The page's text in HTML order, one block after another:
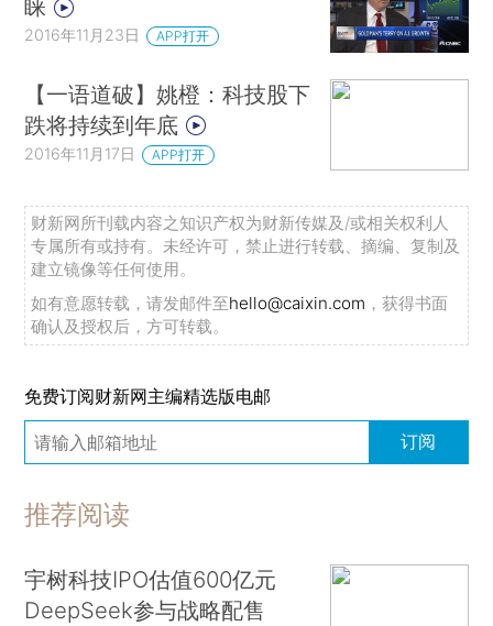
睐
2016年11月23日 APP打开
【一语道破】姚橙：科技股下
跌将持续到年底
2016年11月17日 APP打开
财新网所刊载内容之知识产权为财新传媒及/或相关权利人
专属所有或持有。未经许可，禁止进行转载、摘编、复制及
建立镜像等任何使用。
如有意愿转载，请发邮件至hello@caixin.com ，获得书面
确认及授权后，方可转载。
免费订阅财新网主编精选版电邮
订阅
推荐阅读
宇树科技IPO估值600亿元
DeepSeek参与战略配售